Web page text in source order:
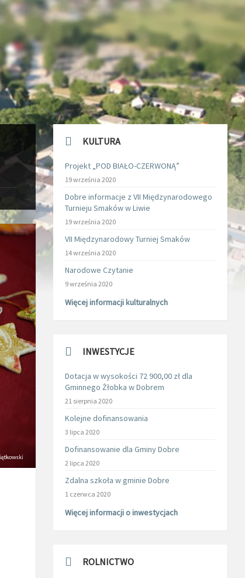
KULTURA
Projekt „POD BIAŁO-CZERWONĄ”
19 września 2020
Dobre informacje z VII Międzynarodowego
Turnieju Smaków w Liwie
19 września 2020
VII Międzynarodowy Turniej Smaków
14 września 2020
Narodowe Czytanie
9 września 2020
Więcej informacji kulturalnych
INWESTYCJE
Dotacja w wysokości 72 900,00 zł dla
Gminnego Żłobka w Dobrem
21 sierpnia 2020
Kolejne dofinansowania
3 lipca 2020
Dofinansowanie dla Gminy Dobre
2 lipca 2020
Zdalna szkoła w gminie Dobre
1 czerwca 2020
Więcej informacji o inwestycjach
ROLNICTWO